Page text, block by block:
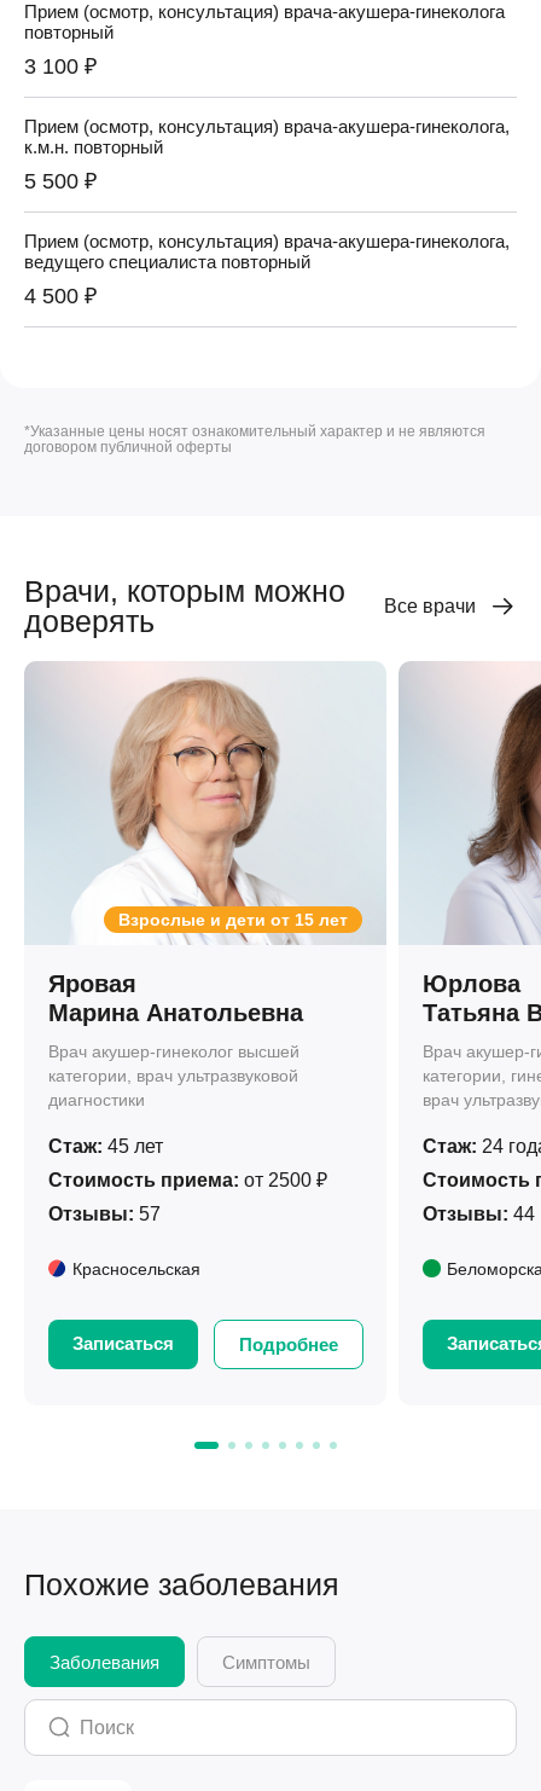
Прием (осмотр, консультация) врача-акушера-гинеколога
повторный
3 100 ₽
Прием (осмотр, консультация) врача-акушера-гинеколога,
к.м.н. повторный
5 500 ₽
Прием (осмотр, консультация) врача-акушера-гинеколога,
ведущего специалиста повторный
4 500 ₽
*Указанные цены носят ознакомительный характер и не являются
договором публичной оферты
Врачи, которым можно
доверять
Все врачи
Взрослые и дети от 15 лет
Яровая
Марина Анатольевна
Врач акушер-гинеколог высшей
категории, врач ультразвуковой
диагностики
Стаж: 45 лет
Стоимость приема: от 2500 ₽
Отзывы: 57
Красносельская
Записаться Подробнее
Юрлова
Татьяна
Врач акушер-
категории,
врач
Стаж: 24
Стоимость
Отзывы: 44
Похожие заболевания
Заболевания Симптомы